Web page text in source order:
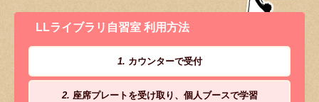
LLライブラリ自習室 利用方法
1. カウンターで受付
2. 座席プレートを受け取り、個人ブースで学習